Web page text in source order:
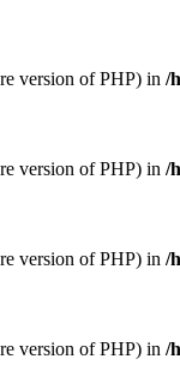
version of PHP) in /
version of PHP) in /
version of PHP) in /
version of PHP) in /